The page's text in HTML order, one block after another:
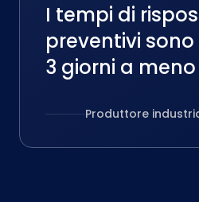
I tempi di
preventivi
3 giorni a
Produttore